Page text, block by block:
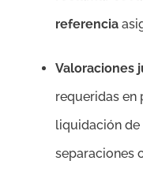
referencia
Valoraciones
requeridas en
liquidación de
separaciones